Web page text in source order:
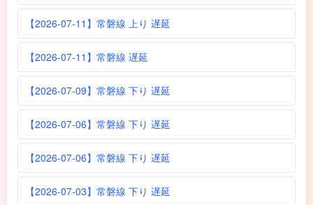
【2026-07-11】常磐線 上り 遅延
【2026-07-11】常磐線 遅延
【2026-07-09】常磐線 下り 遅延
【2026-07-06】常磐線 下り 遅延
【2026-07-06】常磐線 下り 遅延
【2026-07-03】常磐線 下り 遅延